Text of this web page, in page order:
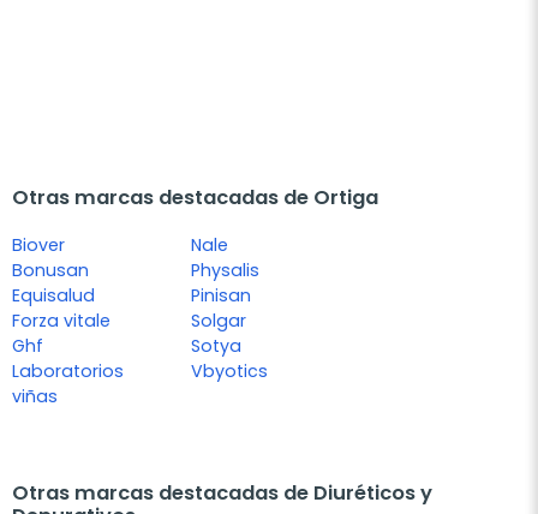
Otras marcas destacadas de Ortiga
Biover
Bonusan
Equisalud
Forza vitale
Ghf
Laboratorios
viñas
Nale
Physalis
Pinisan
Solgar
Sotya
Vbyotics
Otras marcas destacadas de Diuréticos y